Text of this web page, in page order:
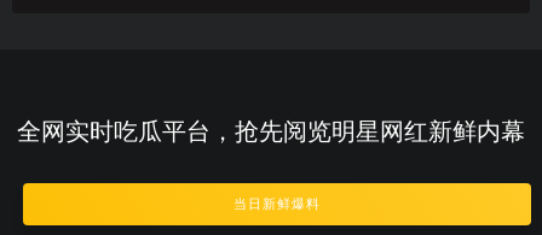
全网实时吃瓜平台，抢先阅览明星网红新鲜内幕
当日新鲜爆料